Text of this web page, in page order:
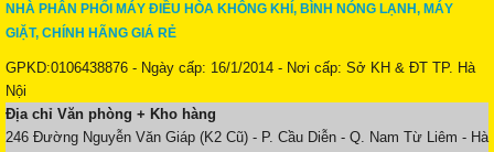
NHÀ PHÂN PHỐI MÁY ĐIỀU HÒA KHÔNG KHÍ, BÌNH NÓNG LẠNH, MÁY
GIẶT, CHÍNH HÃNG GIÁ RẺ
GPKD:0106438876 - Ngày cấp: 16/1/2014 - Nơi cấp: Sở KH & ĐT TP. Hà
Nội
Địa chỉ Văn phòng + Kho hàng
246 Đường Nguyễn Văn Giáp (K2 Cũ) - P. Cầu Diễn - Q. Nam Từ Liêm - Hà